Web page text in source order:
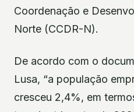
Coordenação e
Norte (CCDR-N).
De acordo com o
Lusa, “a população
cresceu 2,4%, em